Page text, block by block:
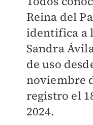
Reina del
identifica a
Sandra
de uso
noviembre
registro el
2024.